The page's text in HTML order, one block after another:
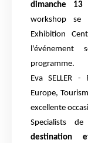
dimanche
workshop se
Exhibition
l'événement
programme.
Eva SELLER -
Europe,
excellente
Specialists de
destination